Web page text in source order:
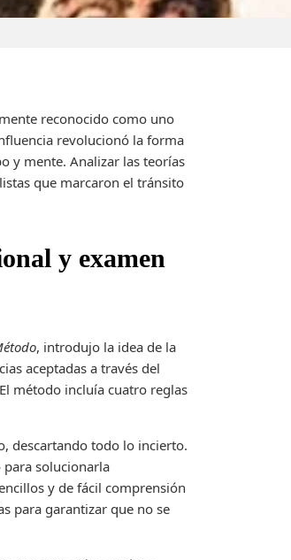
reconocido como uno
revolucionó la forma
y mente. Analizar las teorías
que marcaron el tránsito
y examen
, introdujo la idea de la
aceptadas a través del
método incluía cuatro reglas
descartando todo lo incierto.
para solucionarla
y de fácil comprensión
para garantizar que no se